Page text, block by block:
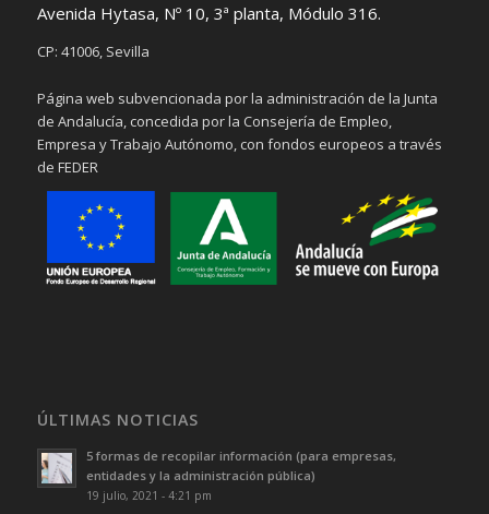
Avenida Hytasa, Nº 10, 3ª planta, Módulo 316.
CP: 41006, Sevilla
Página web subvencionada por la administración de la Junta
de Andalucía, concedida por la Consejería de Empleo,
Empresa y Trabajo Autónomo, con fondos europeos a través
de FEDER
ÚLTIMAS NOTICIAS
5 formas de recopilar información (para empresas,
entidades y la administración pública)
19 julio, 2021 - 4:21 pm